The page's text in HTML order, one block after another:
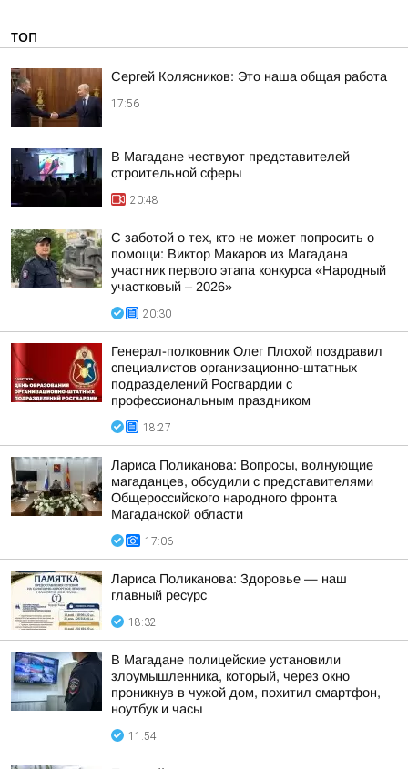
ТОП
Сергей Колясников: Это наша общая работа
17:56
В Магадане чествуют представителей
строительной сферы
20:48
С заботой о тех, кто не может попросить о
помощи: Виктор Макаров из Магадана
участник первого этапа конкурса «Народный
участковый – 2026»
20:30
Генерал-полковник Олег Плохой поздравил
специалистов организационно-штатных
подразделений Росгвардии с
профессиональным праздником
18:27
Лариса Поликанова: Вопросы, волнующие
магаданцев, обсудили с представителями
Общероссийского народного фронта
Магаданской области
17:06
Лариса Поликанова: Здоровье — наш
главный ресурс
18:32
В Магадане полицейские установили
злоумышленника, который, через окно
проникнув в чужой дом, похитил смартфон,
ноутбук и часы
11:54